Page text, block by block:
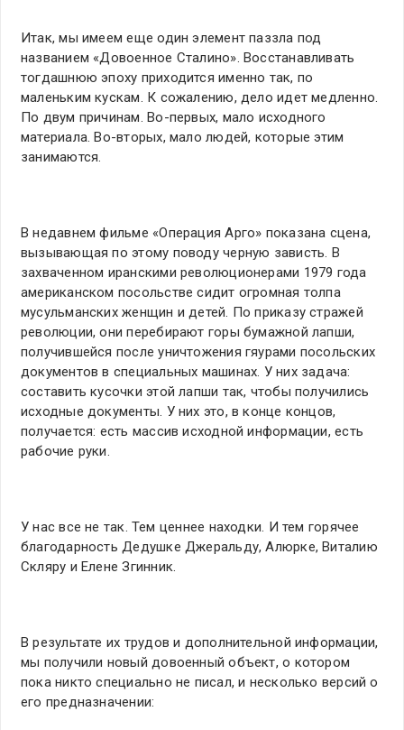
Итак, мы имеем еще один элемент паззла под
названием «Довоенное Сталино». Восстанавливать
тогдашнюю эпоху приходится именно так, по
маленьким кускам. К сожалению, дело идет медленно.
По двум причинам. Во-первых, мало исходного
материала. Во-вторых, мало людей, которые этим
занимаются.
В недавнем фильме «Операция Арго» показана сцена,
вызывающая по этому поводу черную зависть. В
захваченном иранскими революционерами 1979 года
американском посольстве сидит огромная толпа
мусульманских женщин и детей. По приказу стражей
революции, они перебирают горы бумажной лапши,
получившейся после уничтожения гяурами посольских
документов в специальных машинах. У них задача:
составить кусочки этой лапши так, чтобы получились
исходные документы. У них это, в конце концов,
получается: есть массив исходной информации, есть
рабочие руки.
У нас все не так. Тем ценнее находки. И тем горячее
благодарность Дедушке Джеральду, Алюрке, Виталию
Скляру и Елене Згинник.
В результате их трудов и дополнительной информации,
мы получили новый довоенный объект, о котором
пока никто специально не писал, и несколько версий о
его предназначении: